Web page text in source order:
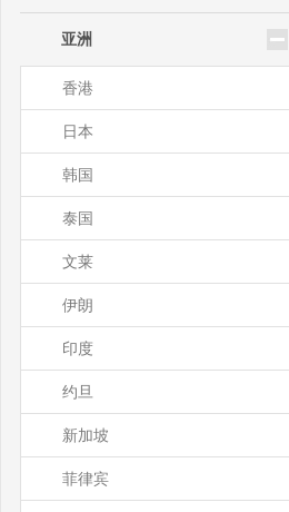
瑙鲁
亚洲
香港
日本
韩国
泰国
文莱
伊朗
印度
约旦
新加坡
菲律宾